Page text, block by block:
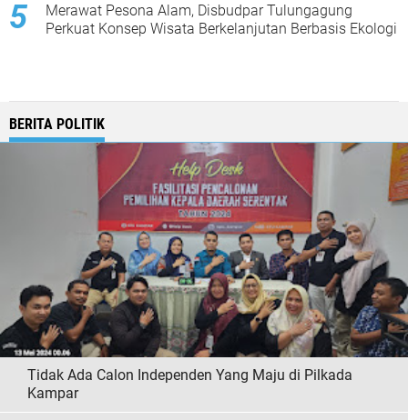
Merawat Pesona Alam, Disbudpar Tulungagung
Perkuat Konsep Wisata Berkelanjutan Berbasis Ekologi
BERITA POLITIK
Tidak Ada Calon Independen Yang Maju di Pilkada
Kampar